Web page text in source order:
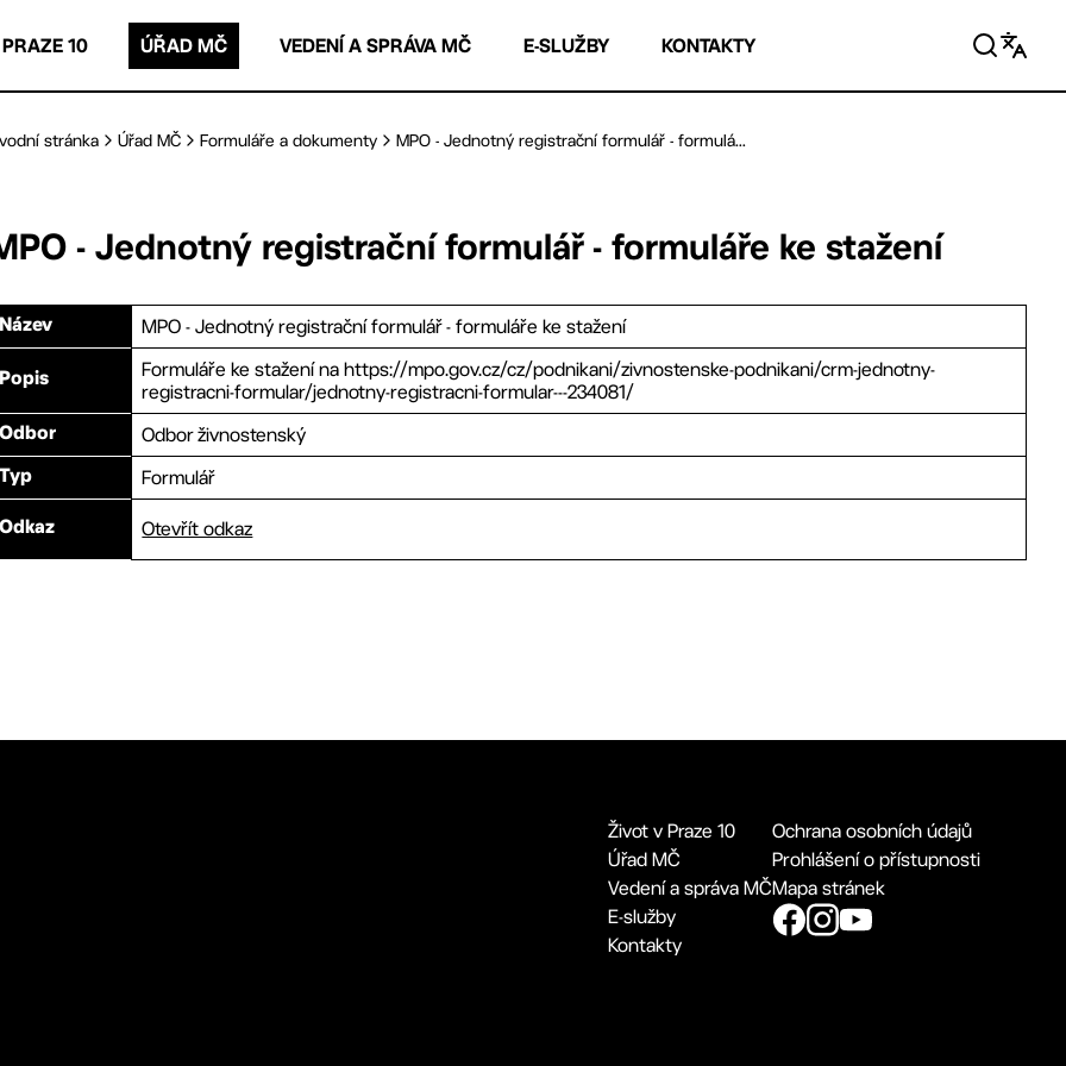
10 ÚŘAD MČ VEDENÍ A SPRÁVA MČ E-SLUŽBY KONTAKTY
stránka Úřad MČ Formuláře a dokumenty MPO - Jednotný registrační formulář - formulá...
- Jednotný registrační formulář - formuláře ke stažení
Název MPO - Jednotný registrační formulář - formuláře ke stažení
Popis
Formuláře ke stažení na https://mpo.gov.cz/cz/podnikani/zivnostenske-podnikani/crm-jednotny-
registracni-formular/jednotny-registracni-formular---234081/
Odbor Odbor živnostenský
Typ Formulář
Odkaz Otevřít odkaz
Život v Praze 10
Úřad MČ
Vedení a správa MČ
E-služby
Kontakty
Ochrana osobních údajů
Prohlášení o přístupnosti
Mapa stránek